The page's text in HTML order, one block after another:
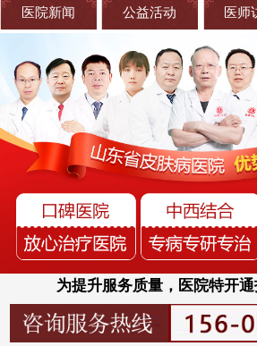
医院新闻 公益活动 医师
为提升服务质量，医院特开